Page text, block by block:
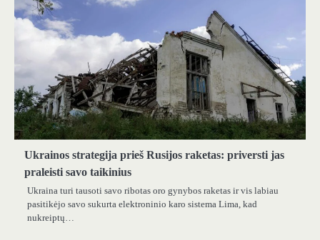
Ukrainos strategija prieš Rusijos raketas: priversti jas
praleisti savo taikinius
Ukraina turi tausoti savo ribotas oro gynybos raketas ir vis labiau
pasitikėjo savo sukurta elektroninio karo sistema Lima, kad
nukreiptų…